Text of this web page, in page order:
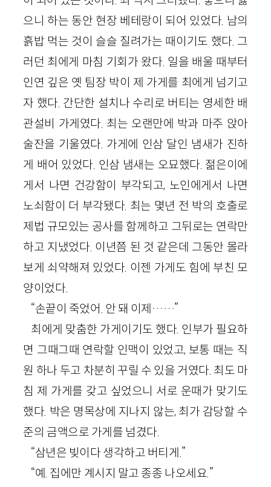
으니 하는 동안 현장 베테랑이 되어 있었다. 남의
흙밥 먹는 것이 슬슬 질려가는 때이기도 했다. 그
러던 최에게 마침 기회가 왔다. 일을 배울 때부터
인연 깊은 옛 팀장 박이 제 가게를 최에게 넘기고
자 했다. 간단한 설치나 수리로 버티는 영세한 배
관설비 가게였다. 최는 오랜만에 박과 마주 앉아
술잔을 기울였다. 가게에 인삼 달인 냄새가 진하
게 배어 있었다. 인삼 냄새는 오묘했다. 젊은이에
게서 나면 건강함이 부각되고, 노인에게서 나면
노쇠함이 더 부각됐다. 최는 몇년 전 박의 호출로
제법 규모있는 공사를 함께하고 그뒤로는 연락만
하고 지냈었다. 이년쯤 된 것 같은데 그동안 몰라
보게 쇠약해져 있었다. 이젠 가게도 힘에 부친 모
양이었다.
“손끝이 죽었어. 안 돼 이제……”
최에게 맞춤한 가게이기도 했다. 인부가 필요하
면 그때그때 연락할 인맥이 있었고, 보통 때는 직
원 하나 두고 차분히 꾸릴 수 있을 거였다. 최도 마
침 제 가게를 갖고 싶었으니 서로 운때가 맞기도
했다. 박은 명목상에 지나지 않는, 최가 감당할 수
준의 금액으로 가게를 넘겼다.
“삼년은 빚이다 생각하고 버티게.”
“예. 집에만 계시지 말고 종종 나오세요.”